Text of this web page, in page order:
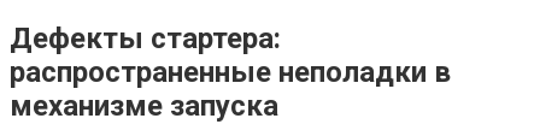
Дефекты стартера:
распространенные неполадки в
механизме запуска